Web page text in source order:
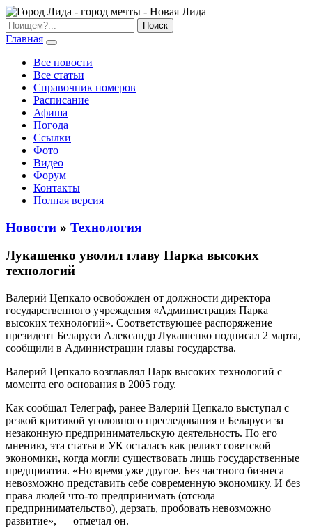
Главная
Все новости
Все статьи
Справочник номеров
Расписание
Афиша
Погода
Ссылки
Фото
Видео
Форум
Контакты
Полная версия
Новости » Технология
Лукашенко уволил главу Парка высоких
технологий
Валерий Цепкало освобожден от должности директора
государственного учреждения «Администрация Парка
высоких технологий». Соответствующее распоряжение
президент Беларуси Александр Лукашенко подписал 2 марта,
сообщили в Администрации главы государства.
Валерий Цепкало возглавлял Парк высоких технологий с
момента его основания в 2005 году.
Как сообщал Телеграф, ранее Валерий Цепкало выступал с
резкой критикой уголовного преследования в Беларуси за
незаконную предпринимательскую деятельность. По его
мнению, эта статья в УК осталась как реликт советской
экономики, когда могли существовать лишь государственные
предприятия. «Но время уже другое. Без частного бизнеса
невозможно представить себе современную экономику. И без
права людей что-то предпринимать (отсюда —
предпринимательство), дерзать, пробовать невозможно
развитие», — отмечал он.